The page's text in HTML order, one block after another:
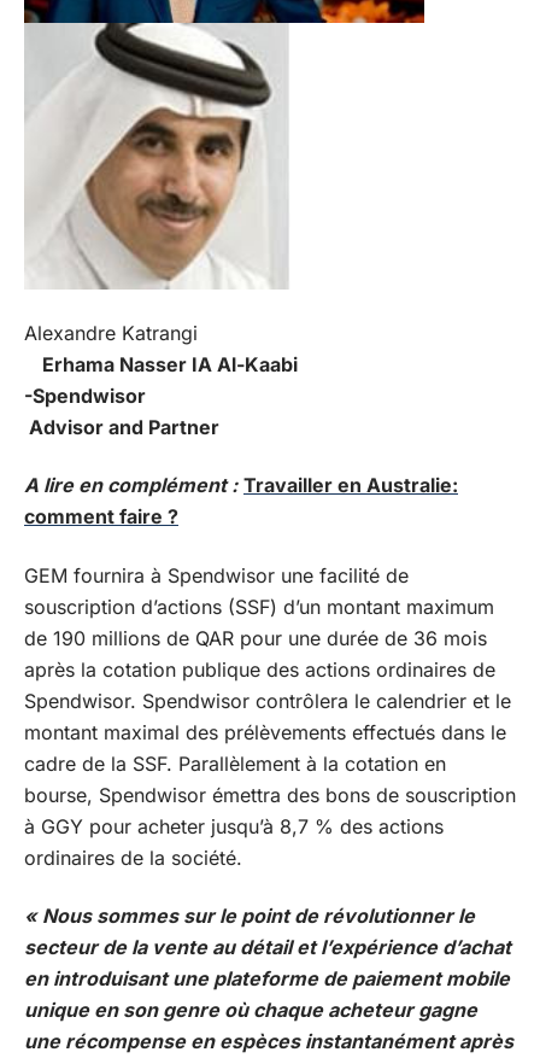
Alexandre Katrangi
Erhama Nasser IA Al-Kaabi
-Spendwisor
Advisor and Partner
A lire en complément : Travailler en Australie:
comment faire ?
GEM fournira à Spendwisor une facilité de
souscription d’actions (SSF) d’un montant maximum
de 190 millions de QAR pour une durée de 36 mois
après la cotation publique des actions ordinaires de
Spendwisor. Spendwisor contrôlera le calendrier et le
montant maximal des prélèvements effectués dans le
cadre de la SSF. Parallèlement à la cotation en
bourse, Spendwisor émettra des bons de souscription
à GGY pour acheter jusqu’à 8,7 % des actions
ordinaires de la société.
« Nous sommes sur le point de révolutionner le
secteur de la vente au détail et l’expérience d’achat
en introduisant une plateforme de paiement mobile
unique en son genre où chaque acheteur gagne
une récompense en espèces instantanément après